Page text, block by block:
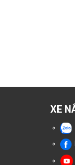
XE